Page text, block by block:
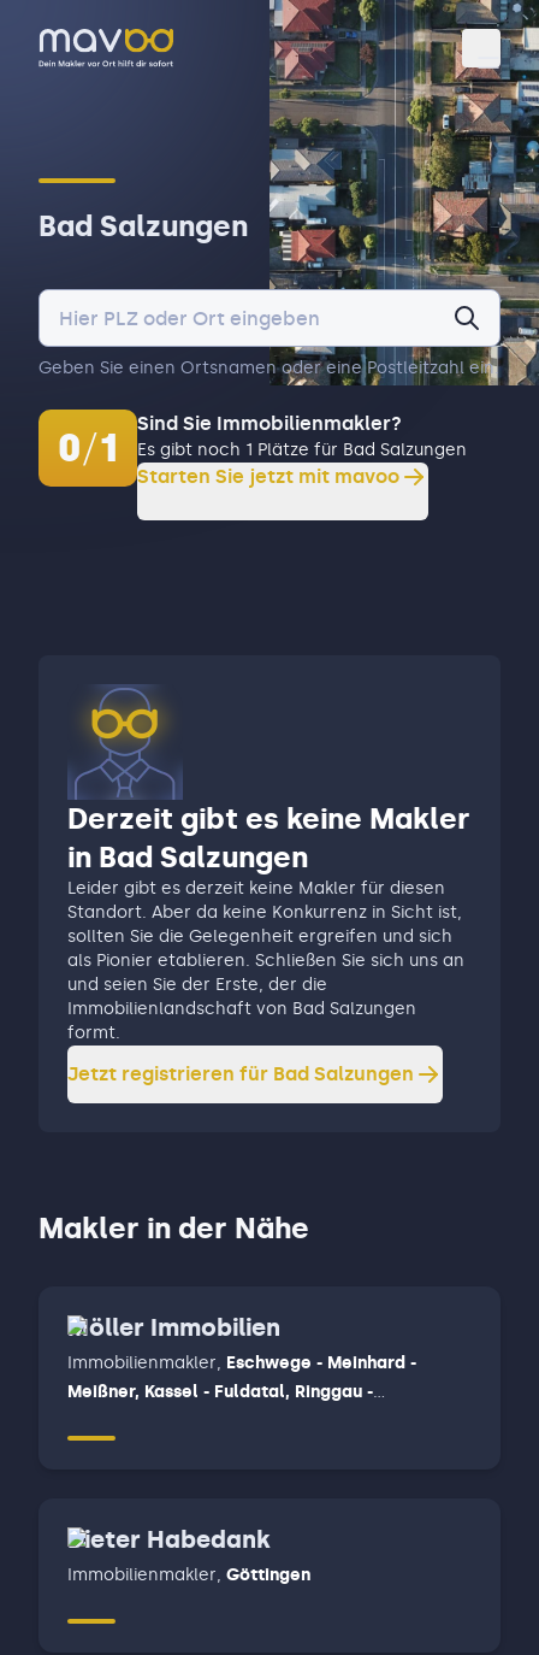
Bad Salzungen
Geben Sie einen Ortsnamen oder eine Postleitzahl ein.
0/1
Sind Sie Immobilienmakler?
Es gibt noch 1 Plätze für Bad Salzungen
Starten Sie jetzt mit mavoo
Derzeit gibt es keine Makler
in Bad Salzungen
Leider gibt es derzeit keine Makler für diesen
Standort. Aber da keine Konkurrenz in Sicht ist,
sollten Sie die Gelegenheit ergreifen und sich
als Pionier etablieren. Schließen Sie sich uns an
und seien Sie der Erste, der die
Immobilienlandschaft von Bad Salzungen
formt.
Jetzt registrieren für Bad Salzungen
Makler in der Nähe
Möller Immobilien
Immobilienmakler, Eschwege - Meinhard -
Meißner, Kassel - Fuldatal, Ringgau -
Dieter Habedank
Immobilienmakler, Göttingen